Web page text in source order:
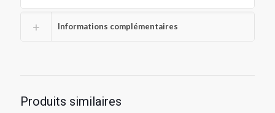
Informations complémentaires
Produits similaires